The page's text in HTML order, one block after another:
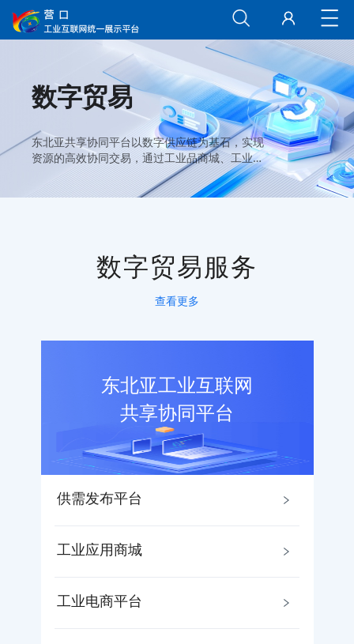
数字贸易
东北亚共享协同平台以数字供应链为基石，实现
资源的高效协同交易，通过工业品商城、工业应
用商城、商贸物流共享等多项模块，构建了一个
全面、高效的数字化贸易生态。 外贸综合服务平
数字贸易服务
查看更多
东北亚工业互联网
共享协同平台
供需发布平台
工业应用商城
工业电商平台